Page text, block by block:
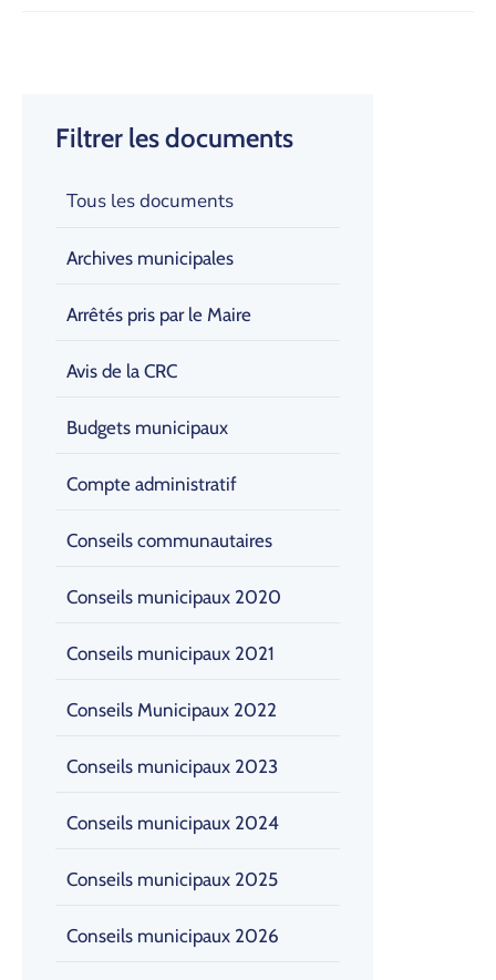
Filtrer les documents
Tous les documents
Archives municipales
Arrêtés pris par le Maire
Avis de la CRC
Budgets municipaux
Compte administratif
Conseils communautaires
Conseils municipaux 2020
Conseils municipaux 2021
Conseils Municipaux 2022
Conseils municipaux 2023
Conseils municipaux 2024
Conseils municipaux 2025
Conseils municipaux 2026